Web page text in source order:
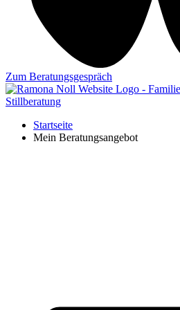
Zum Beratungsgespräch
Startseite
Mein Beratungsangebot